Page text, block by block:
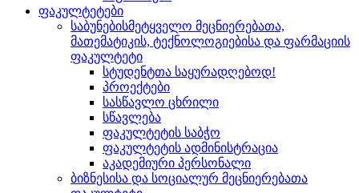
ფაკულტეტები
საბუნებისმეტყველო მეცნიერებათა,
მათემატიკის, ტექნოლოგიებისა და ფარმაციის
ფაკულტეტი
სტუდენტთა საყურადღებოდ!
პროექტები
სასწავლო ცხრილი
სწავლება
ფაკულტეტის საბჭო
ფაკულტეტის ადმინისტრაცია
აკადემიური პერსონალი
ბიზნესისა და სოციალურ მეცნიერებათა